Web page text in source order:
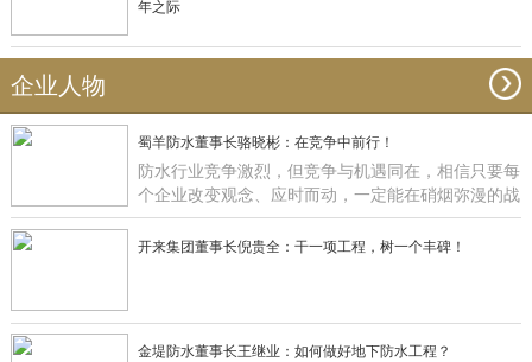
年之际
企业人物
蜀羊防水董事长骆晓彬：在竞争中前行！
防水行业竞争激烈，但竞争与机遇同在，相信只要每
个企业改变观念、应时而动，一定能在硝烟弥漫的战
场获得一席之地，正如蜀羊防水：一直在竞争中前
行！
开来集团董事长倪贵全：干一项工程，树一个丰碑！
金堤防水董事长王继业：如何做好地下防水工程？